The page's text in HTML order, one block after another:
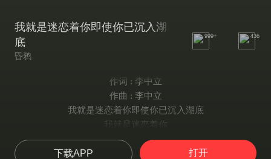
我就是迷恋着你即使你已沉入湖
底
昏鸦
999+ 436
作词 : 李中立
作曲 : 李中立
我就是迷恋着你即使你已沉入湖底
我就是迷恋着你
我就是迷恋着
我就是迷恋着你
下载APP 打开